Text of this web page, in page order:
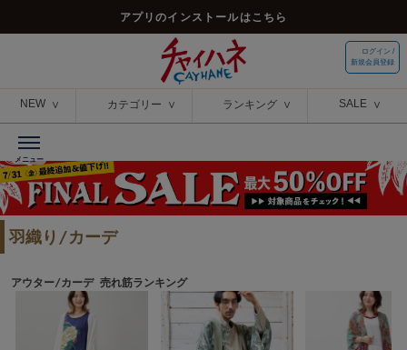
アプリのインストールはこちら
ログイン /
新規会員登録
NEW カテゴリー ランキング SALE
羽織り/カーデ
アウター/カーデ 売れ筋ランキング